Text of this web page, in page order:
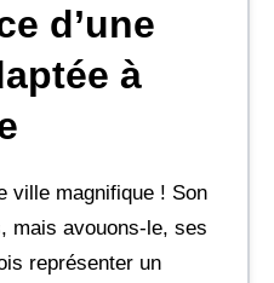
d’une
à
ville magnifique ! Son
mais avouons-le, ses
représenter un